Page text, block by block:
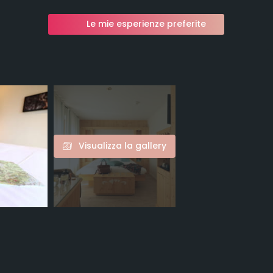
Le mie esperienze preferite
Visualizza la gallery